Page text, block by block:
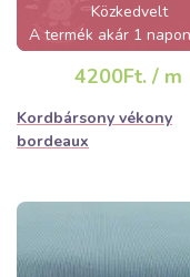
Közkedvelt
A termék akár 1
elfogyhat!
4200Ft. / m
Kordbársony vékony
bordeaux